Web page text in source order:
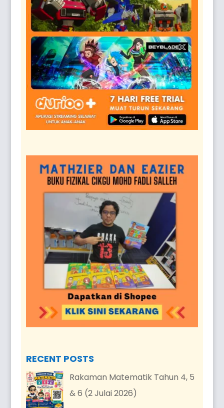
RECENT POSTS
Rakaman Matematik Tahun 4, 5
& 6 (2 Julai 2026)